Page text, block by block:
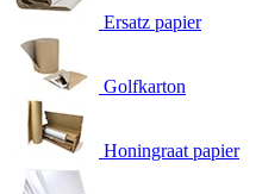
Ersatz papier
Golfkarton
Honingraat papier